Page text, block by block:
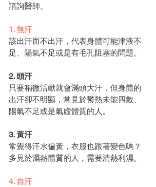
諮詢醫師。
1. 無汗
該出汗而不出汗，代表身體可能津液不
足、陽氣不足或是有毛孔阻塞的問題。
2. 頭汗
只要稍微活動就會滿頭大汗，但身體的
出汗卻不明顯，常見於鬱熱未能四散、
陽氣不足或是氣虛體質的人。
3. 黃汗
常覺得汗水偏黃，衣服也跟著變色嗎？
多見於濕熱體質的人，需要清熱利濕。
4. 自汗